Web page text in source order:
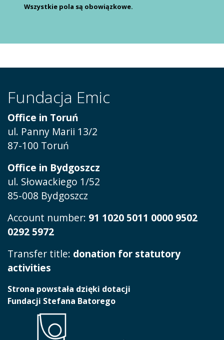
Wszystkie pola są obowiązkowe.
Fundacja Emic
Office in Toruń
ul. Panny Marii 13/2
87-100 Toruń
Office in Bydgoszcz
ul. Słowackiego 1/52
85-008 Bydgoszcz
Account number: 91 1020 5011 0000 9502
0292 5972
Transfer title: donation for statutory
activities
Strona powstała dzięki dotacji
Fundacji Stefana Batorego